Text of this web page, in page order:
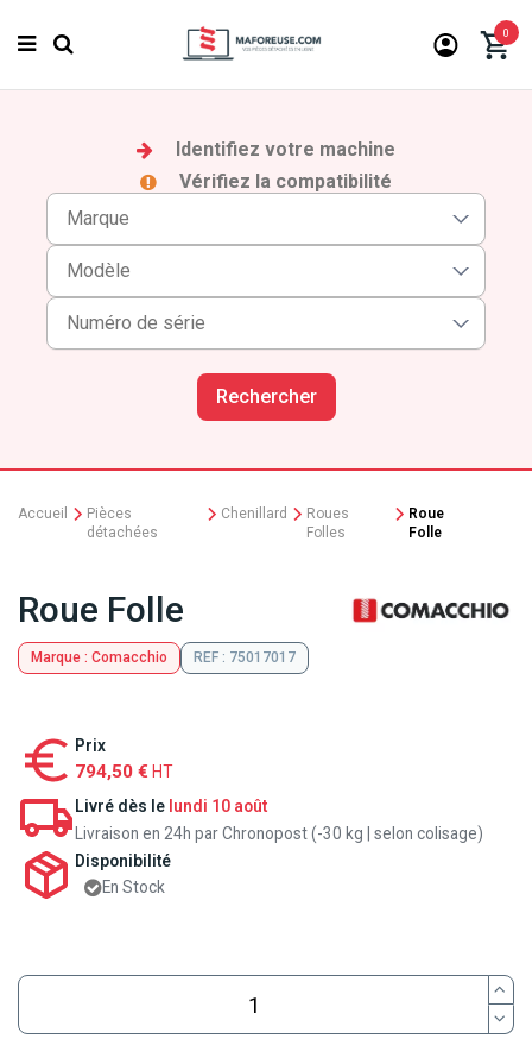
0
Identifiez votre machine
Vérifiez la compatibilité
Rechercher
Accueil
Pièces
détachées
Chenillard
Roues
Folles
Roue
Folle
Roue Folle
Marque : Comacchio REF : 75017017
Prix
794,50 € HT
Livré dès le lundi 10 août
Livraison en 24h par Chronopost (-30 kg | selon colisage)
Disponibilité
En Stock